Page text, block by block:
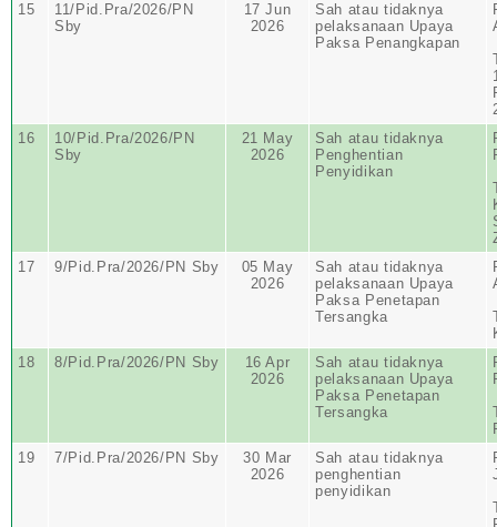
15
11/Pid.Pra/2026/PN
Sby
17 Jun
2026
Sah atau tidaknya
pelaksanaan Upaya
Paksa Penangkapan
16
10/Pid.Pra/2026/PN
Sby
21 May
2026
Sah atau tidaknya
Penghentian
Penyidikan
17
9/Pid.Pra/2026/PN Sby
05 May
2026
Sah atau tidaknya
pelaksanaan Upaya
Paksa Penetapan
Tersangka
18
8/Pid.Pra/2026/PN Sby
16 Apr
2026
Sah atau tidaknya
pelaksanaan Upaya
Paksa Penetapan
Tersangka
19
7/Pid.Pra/2026/PN Sby
30 Mar
2026
Sah atau tidaknya
penghentian
penyidikan